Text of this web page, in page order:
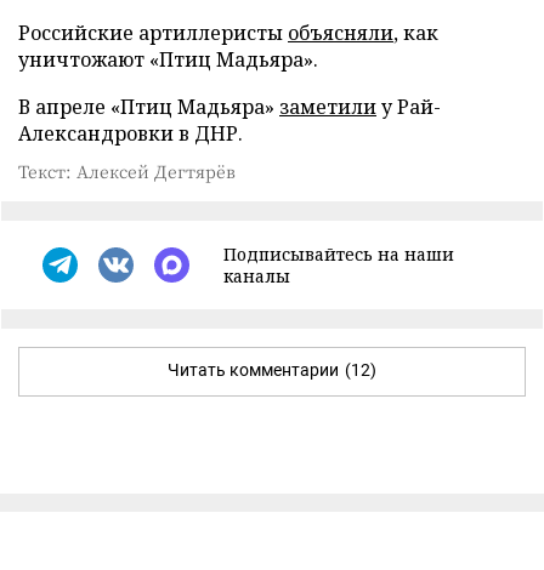
Российские артиллеристы объясняли, как
уничтожают «Птиц Мадьяра».
В апреле «Птиц Мадьяра» заметилиу Рай-
Александровки в ДНР.
Текст: Алексей Дегтярёв
Подписывайтесь на наши
каналы
Читать комментарии (12)